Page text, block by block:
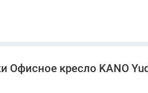
Офисное кресло KANO